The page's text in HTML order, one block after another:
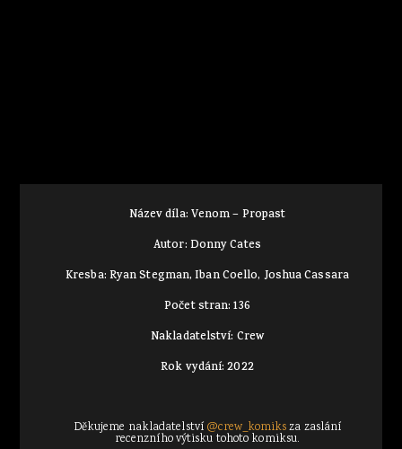
Název díla: Venom – Propast
Autor: Donny Cates
Kresba: Ryan Stegman, Iban Coello, Joshua Cassara
Počet stran: 136
Nakladatelství: Crew
Rok vydání: 2022
Děkujeme nakladatelství @crew_komiksza zaslání
recenzního výtisku tohoto komiksu.